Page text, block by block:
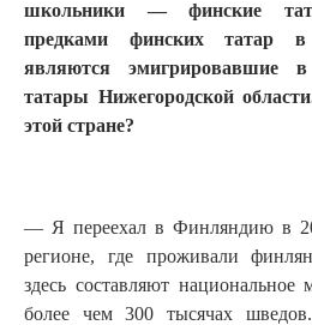
школьники — финские
предками финских татар в
являются эмигрировавшие
татары Нижегородской
этой стране?
— Я переехал в Финляндию в
регионе, где проживали
здесь составляют национальное
более чем 300 тысячах